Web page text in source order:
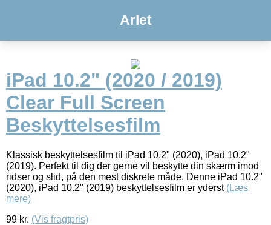
Arlet
iPad 10.2" (2020 / 2019)
Clear Full Screen
Beskyttelsesfilm
Klassisk beskyttelsesfilm til iPad 10.2" (2020), iPad 10.2"
(2019). Perfekt til dig der gerne vil beskytte din skærm imod
ridser og slid, på den mest diskrete måde. Denne iPad 10.2"
(2020), iPad 10.2" (2019) beskyttelsesfilm er yderst (Læs
mere)
99 kr. (Vis fragtpris)